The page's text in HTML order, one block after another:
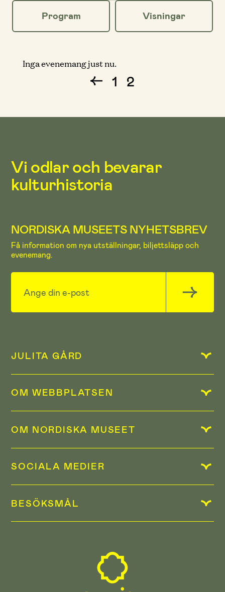
Program Visningar
Inga evenemang just nu.
PREVIOUS_PAGE
1 2
Vi odlar och bevarar
kulturhistoria
NORDISKA MUSEETS NYHETSBREV
Få information om nya utställningar, biljettsläpp och
evenemang.
JULITA GÅRD
OM WEBBPLATSEN
OM NORDISKA MUSEET
SOCIALA MEDIER
BESÖKSMÅL